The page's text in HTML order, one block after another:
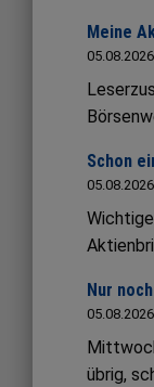
Meine
05.08.2026
Schon
05.08.2026
Nur
05.08.2026
übrig,